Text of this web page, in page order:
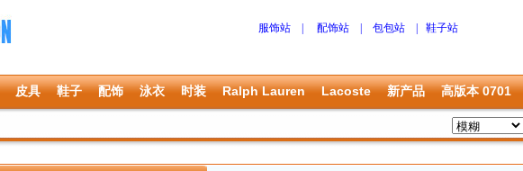
服饰站 配饰站 包包站 鞋子站
皮具 鞋子 配饰 泳衣 时装 Ralph Lauren Lacoste 新产品 高版本 0701